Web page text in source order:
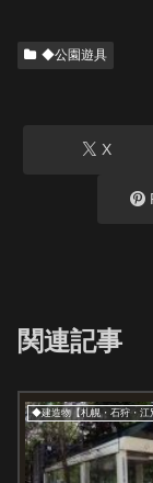
◆公園遊具
X
関連記事
◆建造物【札幌・石狩・江